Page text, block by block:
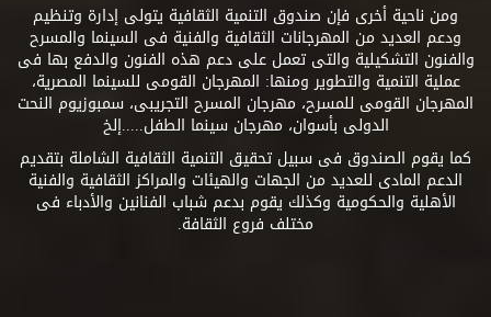
ومن ناحية أخرى فإن صندوق التنمية الثقافية يتولى إدارة وتنظيم
ودعم العديد من المهرجانات الثقافية والفنية فى السينما والمسرح
والفنون التشكيلية والتى تعمل على دعم هذه الفنون والدفع بها فى
عملية التنمية والتطوير ومنها: المهرجان القومى للسينما المصرية،
المهرجان القومى للمسرح، مهرجان المسرح التجريبى، سمبوزيوم النحت
الدولى بأسوان، مهرجان سينما الطفل.....إلخ
كما يقوم الصندوق فى سبيل تحقيق التنمية الثقافية الشاملة بتقديم
الدعم المادى للعديد من الجهات والهيئات والمراكز الثقافية والفنية
الأهلية والحكومية وكذلك يقوم بدعم شباب الفنانين والأدباء فى
مختلف فروع الثقافة.